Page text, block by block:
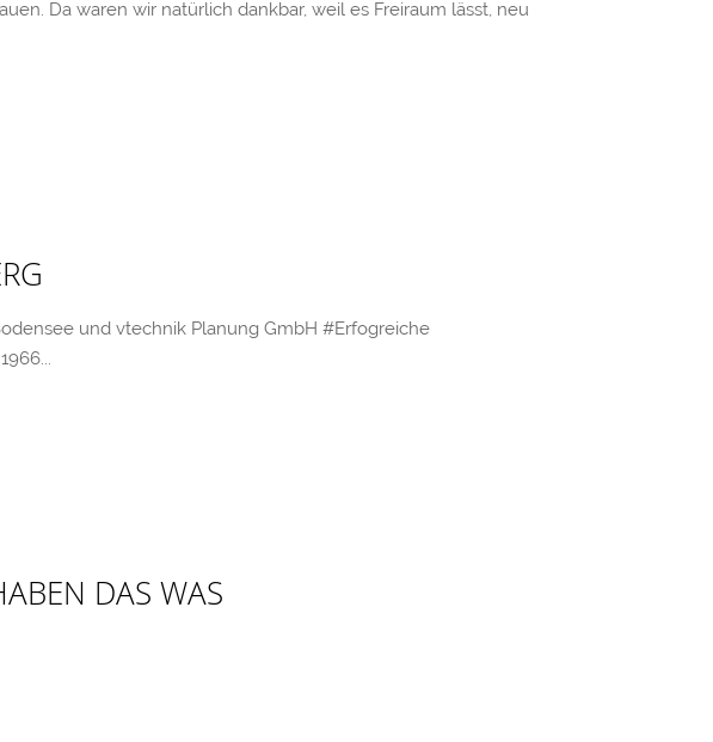
Da waren wir natürlich dankbar, weil es Freiraum lässt, neu
und vtechnik Planung GmbH #Erfogreiche
DAS WAS